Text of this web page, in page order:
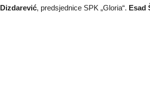
Dizdarević, predsjednice SPK „Gloria“. Esad